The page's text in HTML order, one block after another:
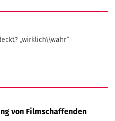
„wirklich\\wahr“
von Filmschaffenden